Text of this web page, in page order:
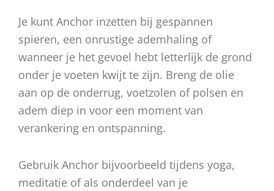
Je kunt Anchor inzetten bij gespannen
spieren, een onrustige ademhaling of
wanneer je het gevoel hebt letterlijk de grond
onder je voeten kwijt te zijn. Breng de olie
aan op de onderrug, voetzolen of polsen en
adem diep in voor een moment van
verankering en ontspanning.
Gebruik Anchor bijvoorbeeld tijdens yoga,
meditatie of als onderdeel van je